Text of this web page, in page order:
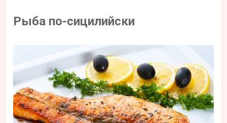
Рыба по-сицилийски